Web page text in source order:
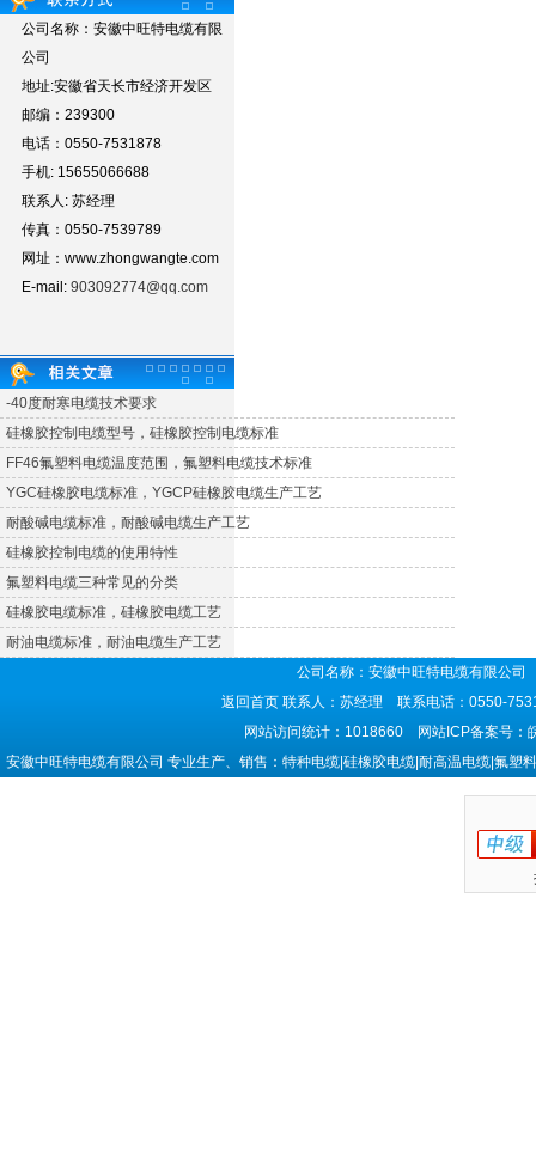
公司名称：安徽中旺特电缆有限
公司
地址:安徽省天长市经济开发区
邮编：239300
电话：0550-7531878
手机: 15655066688
联系人: 苏经理
传真：0550-7539789
网址：www.zhongwangte.com
E-mail: 903092774@qq.com
-40度耐寒电缆技术要求
硅橡胶控制电缆型号，硅橡胶控制电缆标准
FF46氟塑料电缆温度范围，氟塑料电缆技术标准
YGC硅橡胶电缆标准，YGCP硅橡胶电缆生产工艺
耐酸碱电缆标准，耐酸碱电缆生产工艺
硅橡胶控制电缆的使用特性
氟塑料电缆三种常见的分类
硅橡胶电缆标准，硅橡胶电缆工艺
耐油电缆标准，耐油电缆生产工艺
公司名称：安徽中旺特电缆有限公
返回首页 联系人：苏经理 联系电话：0550-
网站访问统计：1018660 网站ICP备案号：
安徽中旺特电缆有限公司 专业生产、销售：特种电缆|硅橡胶电缆|耐高温电缆|氟